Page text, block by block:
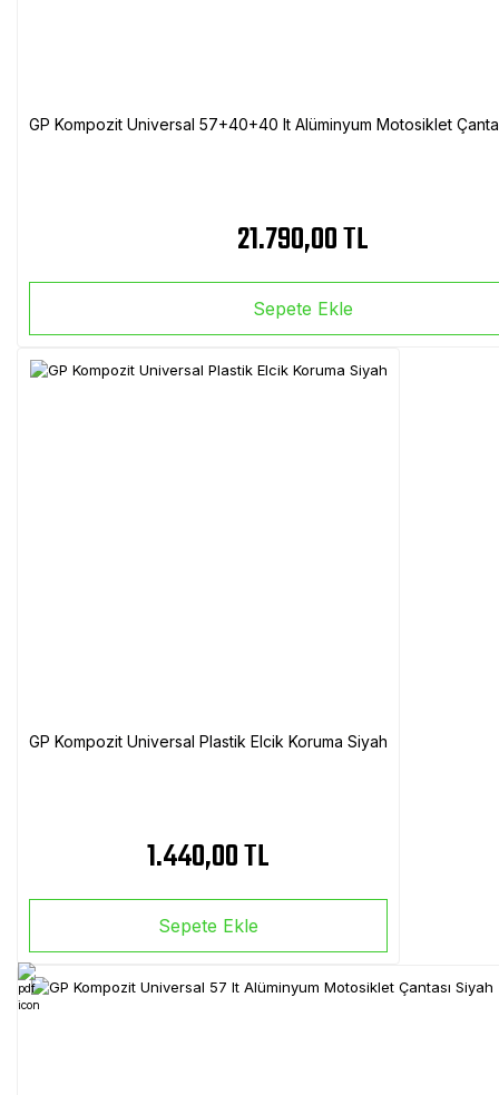
GP Kompozit Universal 57+40+40 lt Alüminyum Motosiklet
21.790,00 TL
Sepete Ekle
GP Kompozit Universal Plastik Elcik Koruma Siyah
1.440,00 TL
Sepete Ekle